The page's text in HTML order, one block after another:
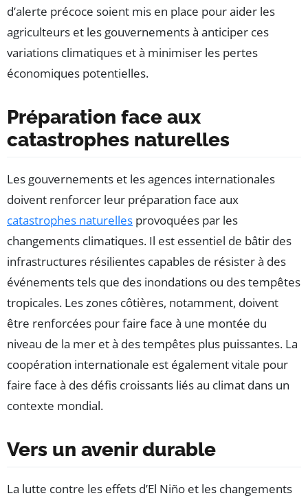
d’alerte précoce soient mis en place pour aider les
agriculteurs et les gouvernements à anticiper ces
variations climatiques et à minimiser les pertes
économiques potentielles.
Préparation face aux
catastrophes naturelles
Les gouvernements et les agences internationales
doivent renforcer leur préparation face aux
catastrophes naturelles provoquées par les
changements climatiques. Il est essentiel de bâtir des
infrastructures résilientes capables de résister à des
événements tels que des inondations ou des tempêtes
tropicales. Les zones côtières, notamment, doivent
être renforcées pour faire face à une montée du
niveau de la mer et à des tempêtes plus puissantes. La
coopération internationale est également vitale pour
faire face à des défis croissants liés au climat dans un
contexte mondial.
Vers un avenir durable
La lutte contre les effets d’El Niño et les changements